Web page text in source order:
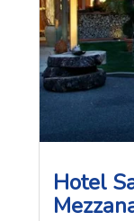
Hotel